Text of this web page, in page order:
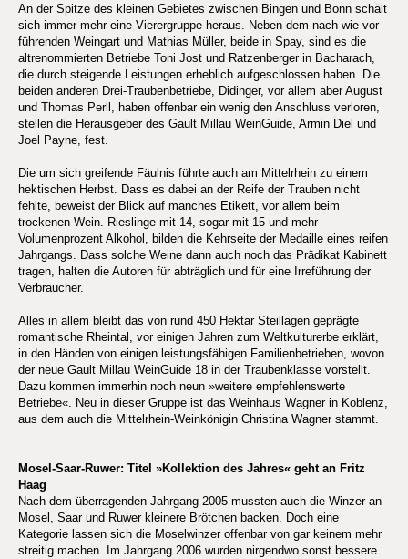
An der Spitze des kleinen Gebietes zwischen Bingen und Bonn schält
sich immer mehr eine Vierergruppe heraus. Neben dem nach wie vor
führenden Weingart und Mathias Müller, beide in Spay, sind es die
altrenommierten Betriebe Toni Jost und Ratzenberger in Bacharach,
die durch steigende Leistungen erheblich aufgeschlossen haben. Die
beiden anderen Drei-Traubenbetriebe, Didinger, vor allem aber August
und Thomas Perll, haben offenbar ein wenig den Anschluss verloren,
stellen die Herausgeber des Gault Millau WeinGuide, Armin Diel und
Joel Payne, fest.
Die um sich greifende Fäulnis führte auch am Mittelrhein zu einem
hektischen Herbst. Dass es dabei an der Reife der Trauben nicht
fehlte, beweist der Blick auf manches Etikett, vor allem beim
trockenen Wein. Rieslinge mit 14, sogar mit 15 und mehr
Volumenprozent Alkohol, bilden die Kehrseite der Medaille eines reifen
Jahrgangs. Dass solche Weine dann auch noch das Prädikat Kabinett
tragen, halten die Autoren für abträglich und für eine Irreführung der
Verbraucher.
Alles in allem bleibt das von rund 450 Hektar Steillagen geprägte
romantische Rheintal, vor einigen Jahren zum Weltkulturerbe erklärt,
in den Händen von einigen leistungsfähigen Familienbetrieben, wovon
der neue Gault Millau WeinGuide 18 in der Traubenklasse vorstellt.
Dazu kommen immerhin noch neun »weitere empfehlenswerte
Betriebe«. Neu in dieser Gruppe ist das Weinhaus Wagner in Koblenz,
aus dem auch die Mittelrhein-Weinkönigin Christina Wagner stammt.
Mosel-Saar-Ruwer: Titel »Kollektion des Jahres« geht an Fritz
Haag
Nach dem überragenden Jahrgang 2005 mussten auch die Winzer an
Mosel, Saar und Ruwer kleinere Brötchen backen. Doch eine
Kategorie lassen sich die Moselwinzer offenbar von gar keinem mehr
streitig machen. Im Jahrgang 2006 wurden nirgendwo sonst bessere